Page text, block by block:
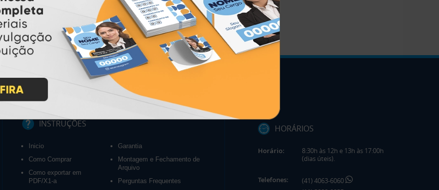
INSTRUÇÕES
Inicio
Como Comprar
Como exportar em
PDF/X1-a
Garantia
Montagem e Fechamento de
Arquivo
Perguntas Frequentes
HORÁRIOS
Horário:
8:30h às 12h e 13h às 17:00h
(dias úteis).
Telefones:
(41) 4063-6060